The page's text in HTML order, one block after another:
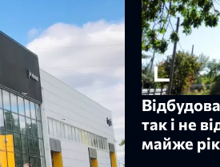
так і не
майже рік